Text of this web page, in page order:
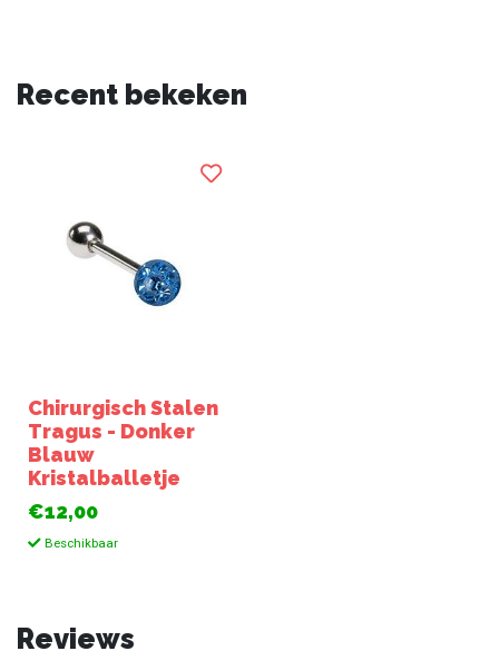
Recent bekeken
Chirurgisch Stalen
Tragus - Donker
Blauw
Kristalballetje
€12,00
Beschikbaar
Reviews